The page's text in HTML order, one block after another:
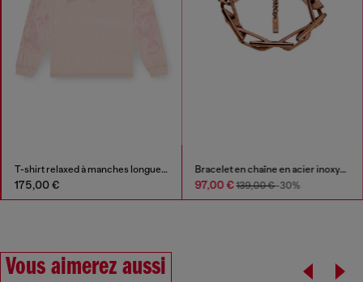
T-shirt relaxed à manches longues avec imprimé tacheté
175,00 €
Bracelet en chaîne en acier inoxydable
97,00 €139,00 €-30%
Vous aimerez aussi